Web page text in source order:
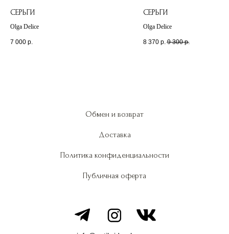
СЕРЬГИ
Olga Delice
7 000 р.
СЕРЬГИ
Olga Delice
8 370 р. 9 300 р.
Обмен и возврат
Доставка
Политика конфиденциальности
Публичная оферта